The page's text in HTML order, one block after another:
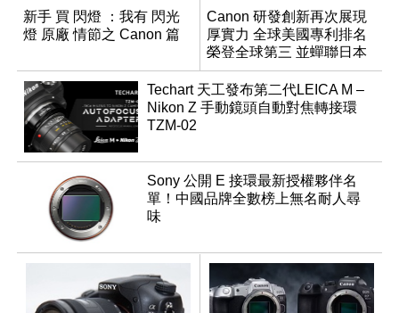
新手 買 閃燈 ：我有 閃光
燈 原廠 情節之 Canon 篇
Canon 研發創新再次展現
厚實力 全球美國專利排名
榮登全球第三 並蟬聯日本
企業排名榜首
Techart 天工發布第二代LEICA M –
Nikon Z 手動鏡頭自動對焦轉接環
TZM-02
Sony 公開 E 接環最新授權夥伴名
單！中國品牌全數榜上無名耐人尋
味